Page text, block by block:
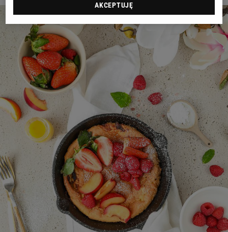
RZESZÓW
SOSNOWIEC
SZCZECIN
TORUŃ
TRÓJMIASTO
WAŁBRZYCH
WARSZAWA
AKCEPTUJĘ